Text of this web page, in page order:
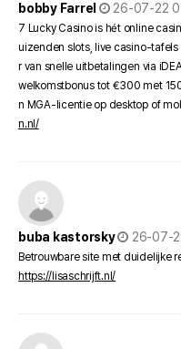
bobby Farrel 26-07-22
7 Lucky Casino is hét online
uizenden slots, live casino-
r van snelle uitbetalingen via
welkomstbonus tot €300 met
n MGA-licentie op desktop of
n.nl/
buba kastorsky
작성일
26-07-
Betrouwbare site met duidelijke
https://lisaschrijft.nl/